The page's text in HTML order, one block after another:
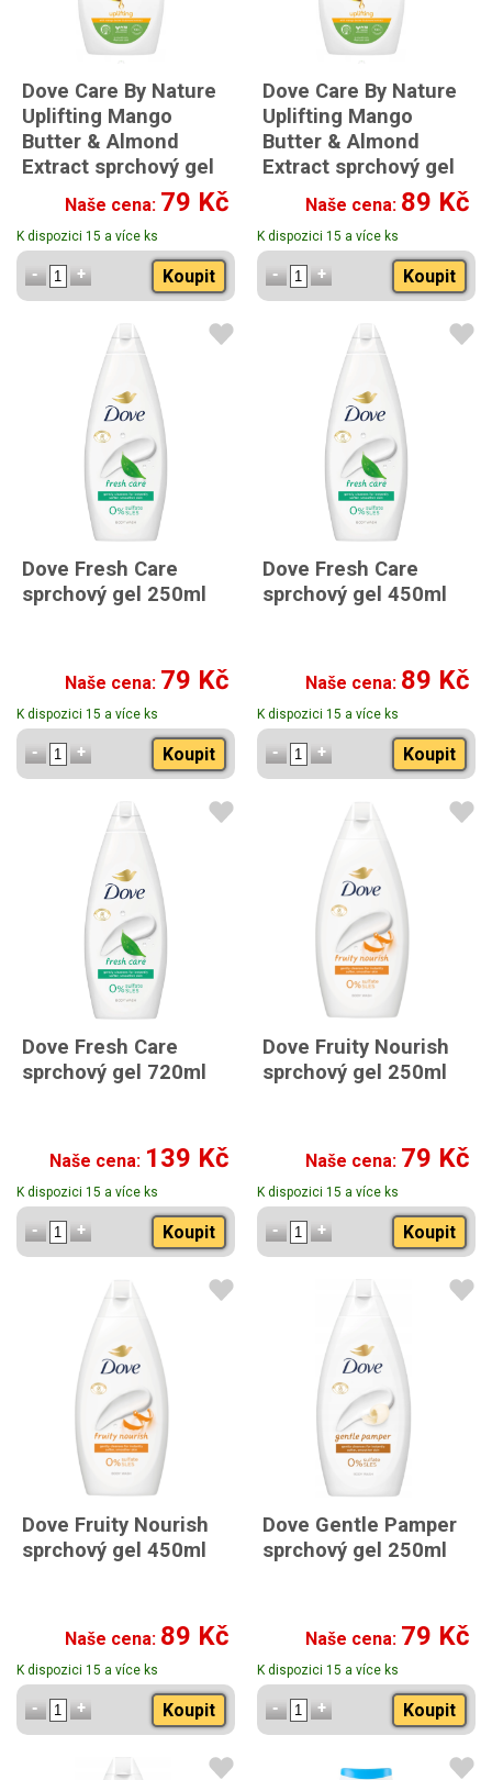
Dove Care By Nature
Uplifting Mango
Butter & Almond
Extract sprchový gel
225 ml
Naše cena: 79 Kč
K dispozici 15 a více ks
Koupit
Dove Care By Nature
Uplifting Mango
Butter & Almond
Extract sprchový gel
400ml
Naše cena: 89 Kč
K dispozici 15 a více ks
Koupit
Dove Fresh Care
sprchový gel 250ml
Naše cena: 79 Kč
K dispozici 15 a více ks
Koupit
Dove Fresh Care
sprchový gel 450ml
Naše cena: 89 Kč
K dispozici 15 a více ks
Koupit
Dove Fresh Care
sprchový gel 720ml
Naše cena: 139 Kč
K dispozici 15 a více ks
Koupit
Dove Fruity Nourish
sprchový gel 250ml
Naše cena: 79 Kč
K dispozici 15 a více ks
Koupit
Dove Fruity Nourish
sprchový gel 450ml
Naše cena: 89 Kč
K dispozici 15 a více ks
Koupit
Dove Gentle Pamper
sprchový gel 250ml
Naše cena: 79 Kč
K dispozici 15 a více ks
Koupit